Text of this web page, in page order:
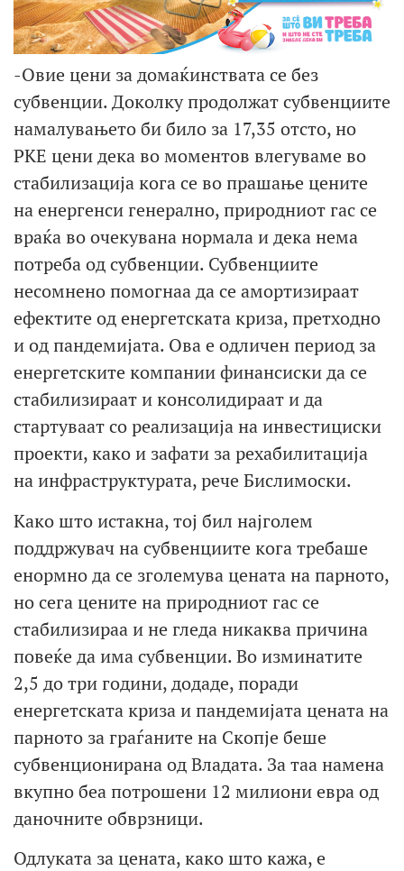
-Овие цени за домаќинствата се без
субвенции. Доколку продолжат субвенциите
намалувањето би било за 17,35 отсто, но
РКЕ цени дека во моментов влегуваме во
стабилизација кога се во прашање цените
на енергенси генерално, природниот гас се
враќа во очекувана нормала и дека нема
потреба од субвенции. Субвенциите
несомнено помогнаа да се амортизираат
ефектите од енергетската криза, претходно
и од пандемијата. Ова е одличен период за
енергетските компании финансиски да се
стабилизираат и консолидираат и да
стартуваат со реализација на инвестициски
проекти, како и зафати за рехабилитација
на инфраструктурата, рече Бислимоски.
Како што истакна, тој бил најголем
поддржувач на субвенциите кога требаше
енормно да се зголемува цената на парното,
но сега цените на природниот гас се
стабилизираа и не гледа никаква причина
повеќе да има субвенции. Во изминатите
2,5 до три години, додаде, поради
енергетската криза и пандемијата цената на
парното за граѓаните на Скопје беше
субвенционирана од Владата. За таа намена
вкупно беа потрошени 12 милиони евра од
даночните обврзници.
Одлуката за цената, како што кажа, е